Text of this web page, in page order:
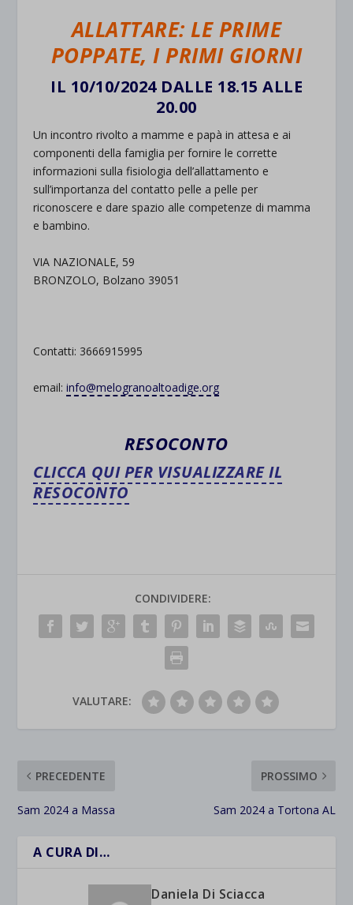
ALLATTARE: LE PRIME
POPPATE, I PRIMI GIORNI
IL 10/10/2024 DALLE 18.15 ALLE
20.00
Un incontro rivolto a mamme e papà in attesa e ai
componenti della famiglia per fornire le corrette
informazioni sulla fisiologia dell’allattamento e
sull’importanza del contatto pelle a pelle per
riconoscere e dare spazio alle competenze di mamma
e bambino.
VIA NAZIONALE, 59
BRONZOLO, Bolzano 39051
Contatti: 3666915995
email:info@melogranoaltoadige.org
RESOCONTO
CLICCA QUI PER VISUALIZZARE IL
RESOCONTO
CONDIVIDERE:
VALUTARE:
PRECEDENTE
Sam 2024 a Massa
PROSSIMO
Sam 2024 a Tortona AL
A CURA DI…
Daniela Di Sciacca